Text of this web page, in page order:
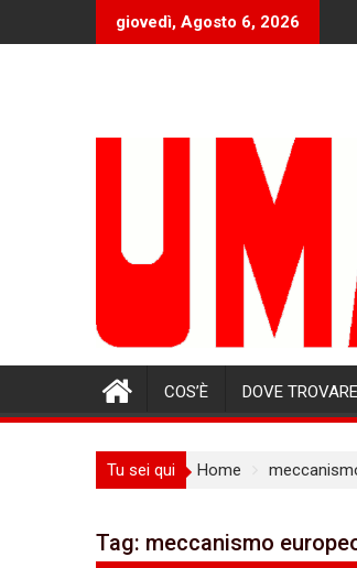
giovedì, Agosto 6, 2026
COS’È DOVE
Tu sei qui Home
Tag: meccanismo